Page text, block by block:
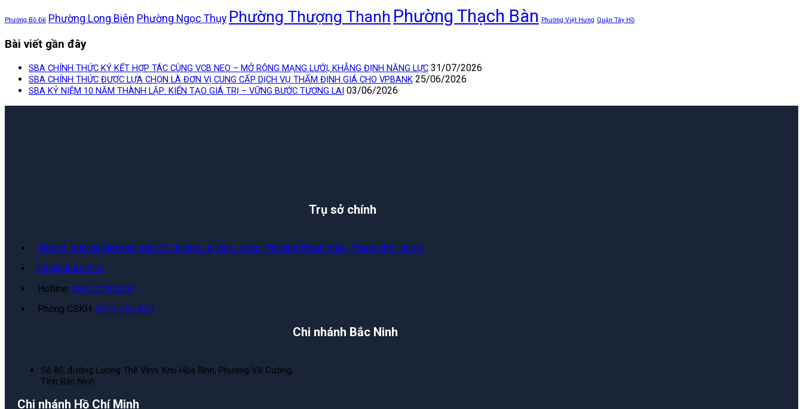
Phường Bồ Đề Phường Long Biên Phường Ngọc Thụy Phường Thượng Thanh Phường Thạch Bàn Phường Việt Hưng Quận Tây Hồ
Bài viết gần đây
SBA CHÍNH THỨC KÝ KẾT HỢP TÁC CÙNG VCB NEO – MỞ RỘNG MẠNG LƯỚI, KHẲNG ĐỊNH NĂNG LỰC 31/07/2026
SBA CHÍNH THỨC ĐƯỢC LỰA CHỌN LÀ ĐƠN VỊ CUNG CẤP DỊCH VỤ THẨM ĐỊNH GIÁ CHO VPBANK 25/06/2026
SBA KỶ NIỆM 10 NĂM THÀNH LẬP: KIẾN TẠO GIÁ TRỊ – VỮNG BƯỚC TƯƠNG LAI 03/06/2026
Trụ sở chính
Tầng 8, toà nhà Netland, ngõ 27, đường Lê Văn Lương, Phường Thanh Xuân, Thành phố Hà Nội
info@sba.net.vn
Hotline: 024 22102620
Phòng CSKH: 0971 555 820
Chi nhánh Bắc Ninh
Số 80, đường Lương Thế Vinh, Khu Hòa Bình, Phường Võ Cường,
Tỉnh Bắc Ninh
Chi nhánh Hồ Chí Minh